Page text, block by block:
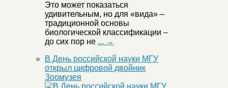
Это может показаться
удивительным, но для «вида» –
традиционной основы
биологической классификации –
до сих пор не ... →
В День российской науки МГУ
открыл цифровой двойник
Зоомузея